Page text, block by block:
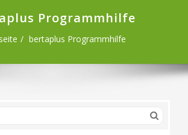
Programmhilfe
bertaplus Programmhilfe